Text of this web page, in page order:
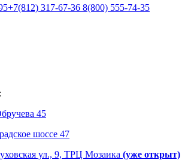
+7(812) 317-67-36 8(800) 555-74-35
45
шоссе 47
ул., 9, ТРЦ Мозаика (уже открыт)